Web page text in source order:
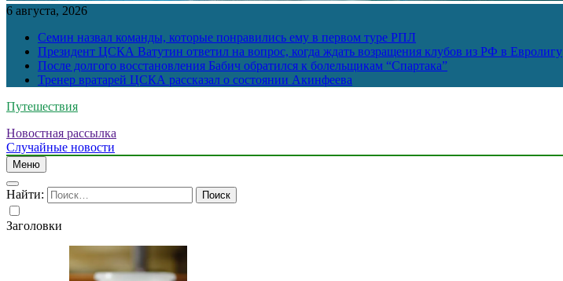
6 августа, 2026
Семин назвал команды, которые понравились ему в первом туре РПЛ
Президент ЦСКА Ватутин ответил на вопрос, когда ждать возращения клубов из РФ в Евролигу
После долгого восстановления Бабич обратился к болельщикам “Спартака”
Тренер вратарей ЦСКА рассказал о состоянии Акинфеева
Путешествия
Новостная рассылка
Случайные новости
Меню
Найти:
Заголовки